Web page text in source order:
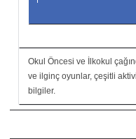
Okul Öncesi ve İlkokul
ve ilginç oyunlar, çeşitli
bilgiler.